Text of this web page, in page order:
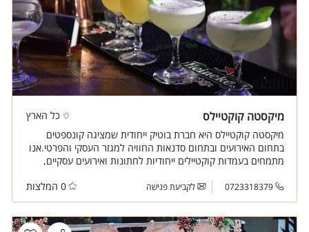
מיקסטה קוקטיילס
כל הארץ
מיקסטה קוקטיילס היא חברת בוטיק ייחודית שמציגה קונספטים
בתחום האירועים ובתחום סדנאות החוויה למגזר העסקי והפרטי.אנו
מתמחים בעמדות קוקטיילים ייחודיות לחתונות ואירועים עסקיים,
דקורטיבית וצוות מקצועי עם הרבה יחס אישי.
0723318379 לקביעת פגישה 0 המלצות